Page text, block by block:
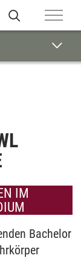
IM
Bachelor